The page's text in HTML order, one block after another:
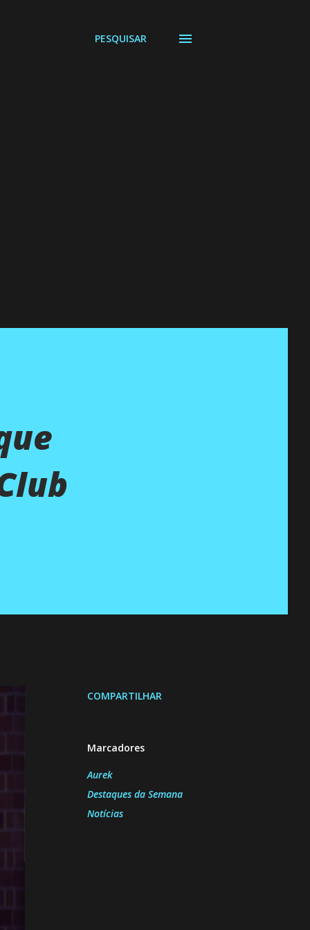
PESQUISAR
COMPARTILHAR
Marcadores
Aurek
Destaques da Semana
Notícias